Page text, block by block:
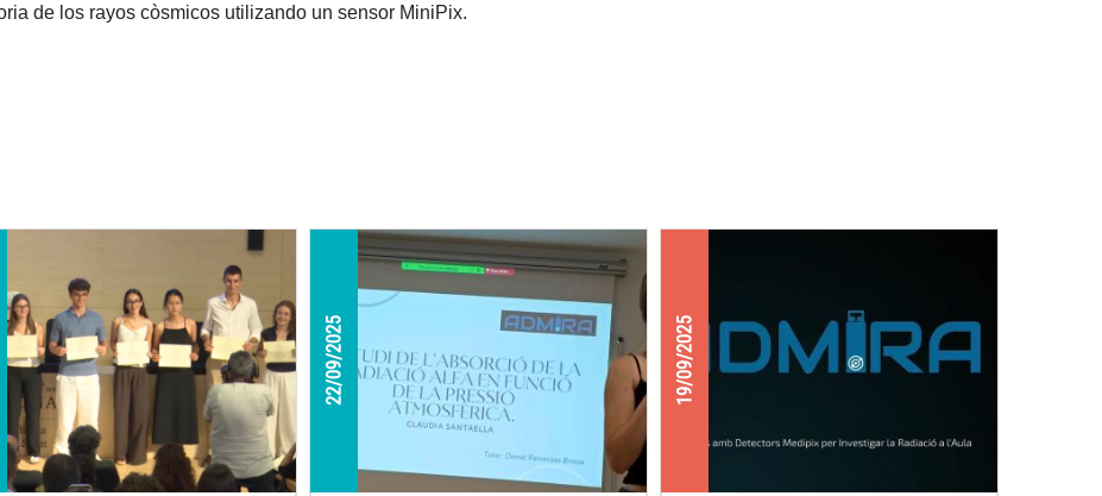
de los rayos còsmicos utilizando un sensor MiniPix.
22/09/2025 19/09/2025